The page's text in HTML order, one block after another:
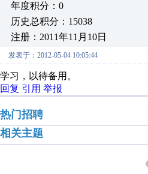
年度积分：0
历史总积分：15038
注册：2011年11月10日
发表于：2012-05-04 10:05:44
学习，以待备用。
回复 引用 举报
热门招聘
相关主题